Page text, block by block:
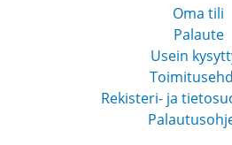
Oma tili
Palaute
Usein
Rekisteri- ja